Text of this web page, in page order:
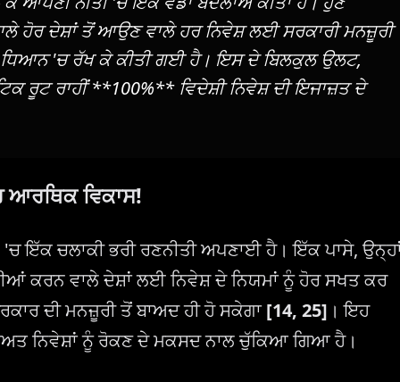
ਹੋਰ ਦੇਸ਼ਾਂ ਤੋਂ ਆਉਣ ਵਾਲੇ ਹਰ ਨਿਵੇਸ਼ ਲਈ ਸਰਕਾਰੀ ਮਨਜ਼ੂਰੀ
'ਚ ਰੱਖ ਕੇ ਕੀਤੀ ਗਈ ਹੈ। ਇਸ ਦੇ ਬਿਲਕੁਲ ਉਲਟ,
ਰੂਟ ਰਾਹੀਂ **100%** ਵਿਦੇਸ਼ੀ ਨਿਵੇਸ਼ ਦੀ ਇਜਾਜ਼ਤ ਦੇ
ਆਰਥਿਕ ਵਿਕਾਸ!
'ਚ ਇੱਕ ਚਲਾਕੀ ਭਰੀ ਰਣਨੀਤੀ ਅਪਣਾਈ ਹੈ। ਇੱਕ ਪਾਸੇ,
ਕਰਨ ਵਾਲੇ ਦੇਸ਼ਾਂ ਲਈ ਨਿਵੇਸ਼ ਦੇ ਨਿਯਮਾਂ ਨੂੰ ਹੋਰ ਸਖਤ ਕਰ
ਦੀ ਮਨਜ਼ੂਰੀ ਤੋਂ ਬਾਅਦ ਹੀ ਹੋ ਸਕੇਗਾ[14, 25] । ਇਹ
ਨਿਵੇਸ਼ਾਂ ਨੂੰ ਰੋਕਣ ਦੇ ਮਕਸਦ ਨਾਲ ਚੁੱਕਿਆ ਗਿਆ ਹੈ।